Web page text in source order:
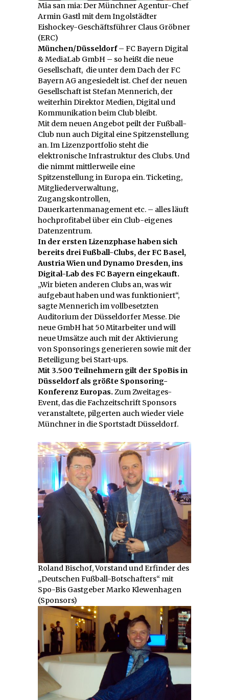
Mia san mia: Der Münchner Agentur-Chef
Armin Gastl mit dem Ingolstädter
Eishockey-Geschäftsführer Claus Gröbner
(ERC)
München/Düsseldorf– FC Bayern Digital
& MediaLab GmbH – so heißt die neue
Gesellschaft, die unter dem Dach der FC
Bayern AG angesiedelt ist. Chef der neuen
Gesellschaft ist Stefan Mennerich, der
weiterhin Direktor Medien, Digital und
Kommunikation beim Club bleibt.
Mit dem neuen Angebot peilt der Fußball-
Club nun auch Digital eine Spitzenstellung
an. Im Lizenzportfolio steht die
elektronische Infrastruktur des Clubs. Und
die nimmt mittlerweile eine
Spitzenstellung in Europa ein. Ticketing,
Mitgliederverwaltung,
Zugangskontrollen,
Dauerkartenmanagement etc. – alles läuft
hochprofitabel über ein Club-eigenes
Datenzentrum.
In der ersten Lizenzphase haben sich
bereits drei Fußball-Clubs, der FC Basel,
Austria Wien und Dynamo Dresden, ins
Digital-Lab des FC Bayern eingekauft.
„Wir bieten anderen Clubs an, was wir
aufgebaut haben und was funktioniert“,
sagte Mennerich im vollbesetzten
Auditorium der Düsseldorfer Messe. Die
neue GmbH hat 50 Mitarbeiter und will
neue Umsätze auch mit der Aktivierung
von Sponsorings generieren sowie mit der
Beteiligung bei Start-ups.
Mit 3.500 Teilnehmern gilt der SpoBis in
Düsseldorf als größte Sponsoring-
Konferenz Europas. Zum Zweitages-
Event, das die Fachzeitschrift Sponsors
veranstaltete, pilgerten auch wieder viele
Münchner in die Sportstadt Düsseldorf.
Roland Bischof, Vorstand und Erfinder des
„Deutschen Fußball-Botschafters“ mit
Spo-Bis Gastgeber Marko Klewenhagen
(Sponsors)